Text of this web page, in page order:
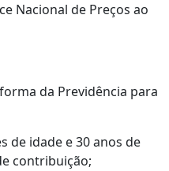
Nacional de Preços ao
da Previdência para
de idade e 30 anos de
contribuição;